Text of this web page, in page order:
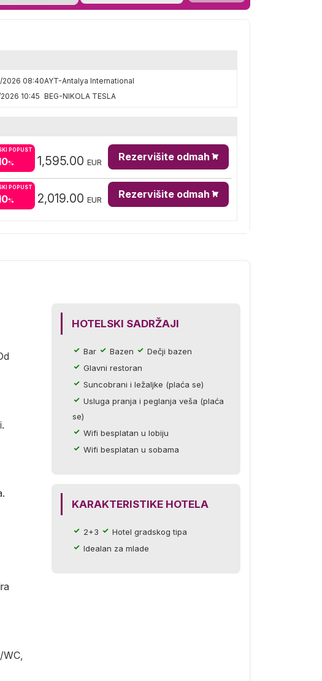
08:40AYT-Antalya International
10:45 BEG-NIKOLA TESLA
POPUST
% 1,595.00 EUR Rezervišite odmah
POPUST
% 2,019.00 EUR Rezervišite odmah
WC,
HOTELSKI SADRŽAJI
Bar Bazen
Dečji bazen
Glavni restoran
Suncobrani i ležaljke (plaća se)
Usluga pranja i peglanja veša (plaća
se)
Wifi besplatan u lobiju
Wifi besplatan u sobama
KARAKTERISTIKE HOTELA
2+3
Hotel gradskog tipa
Idealan za mlade